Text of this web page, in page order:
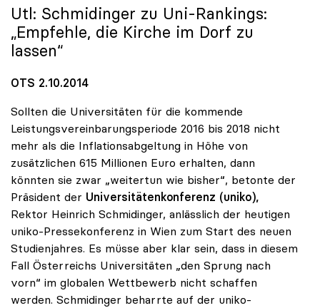
Utl: Schmidinger zu Uni-Rankings:
„Empfehle, die Kirche im Dorf zu
lassen“
OTS 2.10.2014
Sollten die Universitäten für die kommende
Leistungsvereinbarungsperiode 2016 bis 2018 nicht
mehr als die Inflationsabgeltung in Höhe von
zusätzlichen 615 Millionen Euro erhalten, dann
könnten sie zwar „weitertun wie bisher“, betonte der
Präsident der Universitätenkonferenz (uniko),
Rektor Heinrich Schmidinger, anlässlich der heutigen
uniko-Pressekonferenz in Wien zum Start des neuen
Studienjahres. Es müsse aber klar sein, dass in diesem
Fall Österreichs Universitäten „den Sprung nach
vorn“ im globalen Wettbewerb nicht schaffen
werden. Schmidinger beharrte auf der uniko-